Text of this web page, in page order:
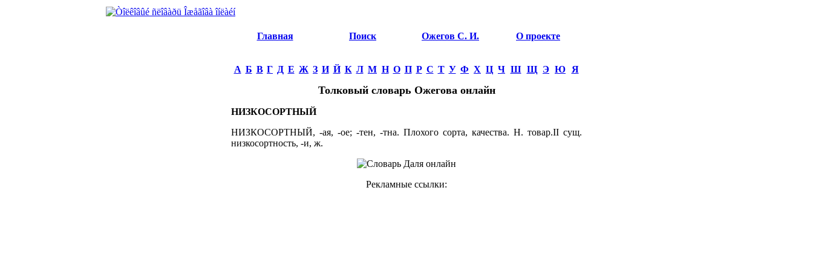
Главная Поиск Ожегов С. И. О проекте
А Б В Г Д Е Ж З И Й К Л М Н О П Р С Т У Ф Х Ц Ч Ш Щ Э Ю Я
Толковый словарь Ожегова онлайн
НИЗКОСОРТНЫЙ
НИЗКОСОРТНЫЙ, -ая, -ое; -тен, -тна. Плохого сорта, качества. Н. товар.II сущ.
низкосортность, -и, ж.
Рекламные ссылки: